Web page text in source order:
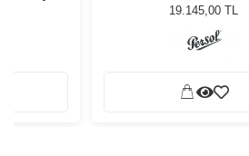
Güneş Gözlüğü
19.145,00 TL